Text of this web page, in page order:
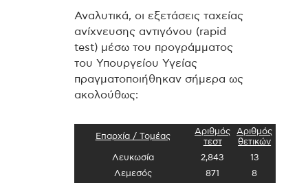
Αναλυτικά, οι εξετάσεις ταχείας
ανίχνευσης αντιγόνου (rapid
test) μέσω του προγράμματος
του Υπουργείου Υγείας
πραγματοποιήθηκαν σήμερα ως
ακολούθως:
Επαρχία / Τομέας
Αριθμός
τεστ
Αριθμός
θετικών
Λευκωσία
2,843
13
Λεμεσός
871
8